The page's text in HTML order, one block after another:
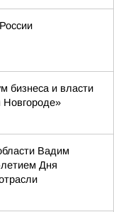
бизнеса и власти
Вадим
Дня